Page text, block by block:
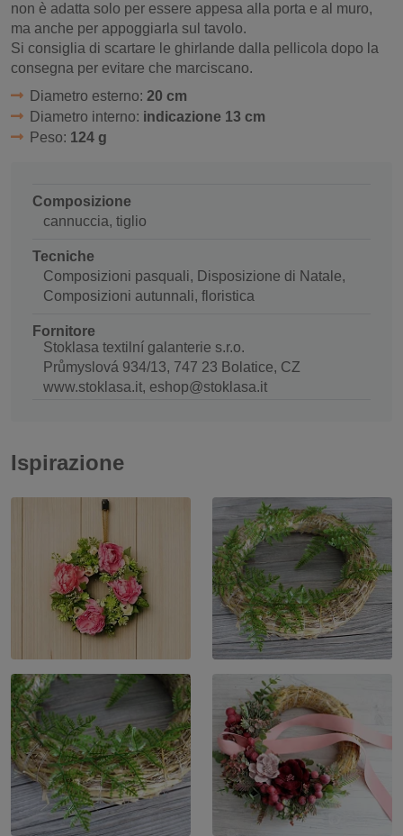
non è adatta solo per essere appesa alla porta e al muro,
ma anche per appoggiarla sul tavolo.
Si consiglia di scartare le ghirlande dalla pellicola dopo la
consegna per evitare che marciscano.
Diametro esterno: 20 cm
Diametro interno: indicazione 13 cm
Peso: 124 g
Composizione
cannuccia, tiglio
Tecniche
Composizioni pasquali, Disposizione di Natale,
Composizioni autunnali, floristica
Fornitore
Stoklasa textilní galanterie s.r.o.
Průmyslová 934/13, 747 23 Bolatice, CZ
www.stoklasa.it, eshop@stoklasa.it
Ispirazione